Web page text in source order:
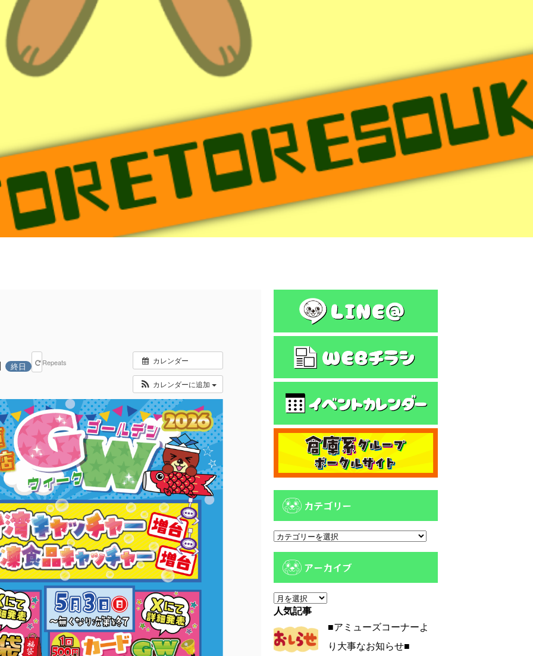
カレンダー
カレンダーに追加
終日 Repeats
カテゴリー
カ
アーカイブ
ア
ー
イ
ブ
人気記事
■アミューズコーナーよ
り大事なお知らせ■